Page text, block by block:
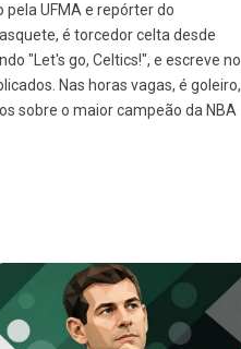
UFMA e repórter do
é torcedor celta desde
"Let's go, Celtics!", e escreve no
Nas horas vagas, é goleiro,
sobre o maior campeão da NBA